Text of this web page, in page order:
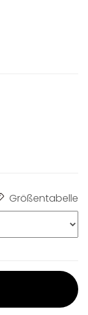
Größentabelle